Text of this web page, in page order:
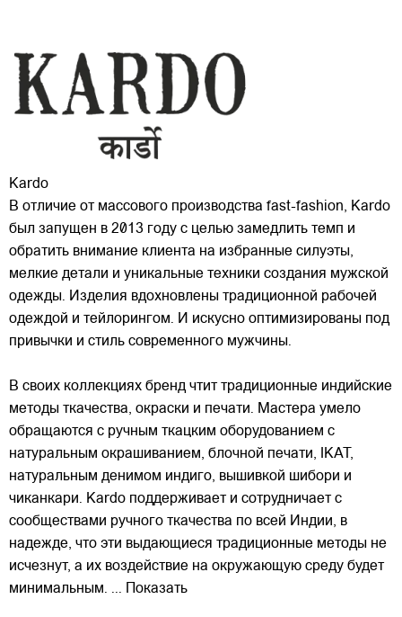
Kardo
В отличие от массового производства fast-fashion, Kardo
был запущен в 2013 году с целью замедлить темп и
обратить внимание клиента на избранные силуэты,
мелкие детали и уникальные техники создания мужской
одежды. Изделия вдохновлены традиционной рабочей
одеждой и тейлорингом. И искусно оптимизированы под
привычки и стиль современного мужчины.
В своих коллекциях бренд чтит традиционные индийские
методы ткачества, окраски и печати. Мастера умело
обращаются с ручным ткацким оборудованием с
натуральным окрашиванием, блочной печати, IKAT,
натуральным денимом индиго, вышивкой шибори и
чиканкари. Kardo поддерживает и сотрудничает с
сообществами ручного ткачества по всей Индии, в
надежде, что эти выдающиеся традиционные методы не
исчезнут, а их воздействие на окружающую среду будет
минимальным. ... Показать